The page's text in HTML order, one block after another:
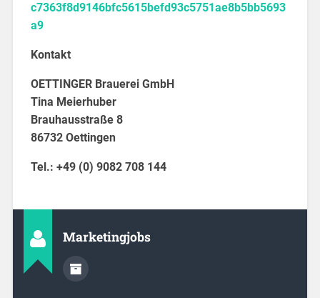
c7363f8d9146bfc5615befd93c5751ae8b5bb5693
a9
Kontakt
OETTINGER Brauerei GmbH
Tina Meierhuber
Brauhausstraße 8
86732 Oettingen
Tel.: +49 (0) 9082 708 144
Marketingjobs